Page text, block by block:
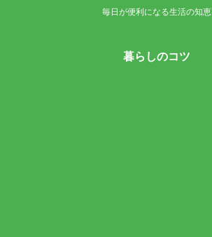
毎日が便利になる生活の知恵
暮らしのコツ